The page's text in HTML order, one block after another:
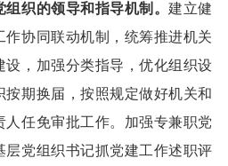
组织的领导和指导机制。建立健
协同联动机制，统筹推进机关
，加强分类指导，优化组织设
期换届，按照规定做好机关和
任免审批工作。加强专兼职党
层党组织书记抓党建工作述职评